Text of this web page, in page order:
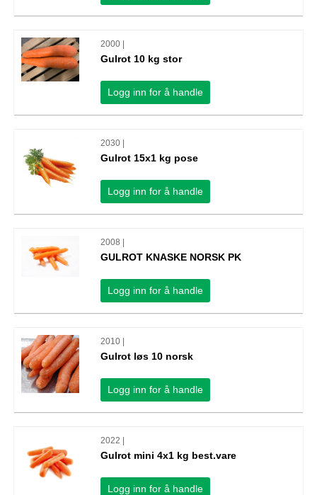
2000 |
Gulrot 10 kg stor
Logg inn for å handle
2030 |
Gulrot 15x1 kg pose
Logg inn for å handle
2008 |
GULROT KNASKE NORSK PK
Logg inn for å handle
2010 |
Gulrot løs 10 norsk
Logg inn for å handle
2022 |
Gulrot mini 4x1 kg best.vare
Logg inn for å handle